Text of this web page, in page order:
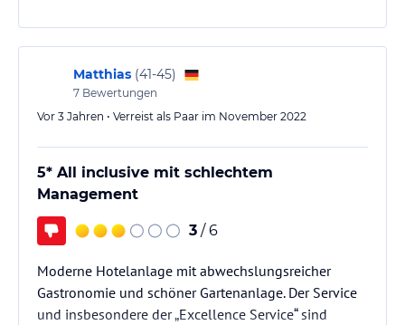
Matthias (41-45)
7 Bewertungen
Vor 3 Jahren • Verreist als Paar im November 2022
5* All inclusive mit schlechtem
Management
3 / 6
Moderne Hotelanlage mit abwechslungsreicher
Gastronomie und schöner Gartenanlage. Der Service
und insbesondere der „Excellence Service“ sind